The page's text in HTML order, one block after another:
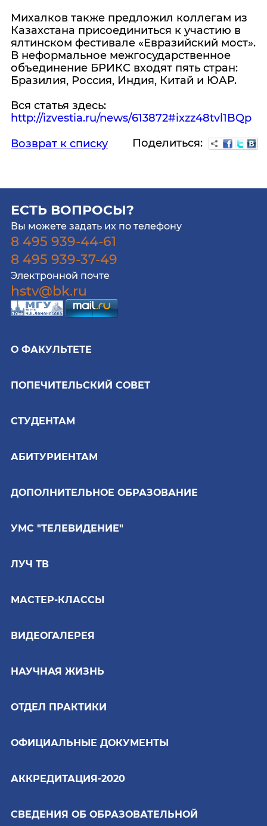
Михалков также предложил коллегам из
Казахстана присоединиться к участию в
ялтинском фестивале «Евразийский мост».
В неформальное межгосударственное
объединение БРИКС входят пять стран:
Бразилия, Россия, Индия, Китай и ЮАР.
Вся статья здесь:
http://izvestia.ru/news/613872#ixzz48tvl1BQp
Возврат к списку
Поделиться:
ЕСТЬ ВОПРОСЫ?
Вы можете задать их по телефону
8 495 939-44-61
8 495 939-37-49
Электронной почте
hstv@bk.ru
О ФАКУЛЬТЕТЕ
ПОПЕЧИТЕЛЬСКИЙ СОВЕТ
СТУДЕНТАМ
АБИТУРИЕНТАМ
ДОПОЛНИТЕЛЬНОЕ ОБРАЗОВАНИЕ
УМС "ТЕЛЕВИДЕНИЕ"
ЛУЧ ТВ
МАСТЕР-КЛАССЫ
ВИДЕОГАЛЕРЕЯ
НАУЧНАЯ ЖИЗНЬ
ОТДЕЛ ПРАКТИКИ
ОФИЦИАЛЬНЫЕ ДОКУМЕНТЫ
АККРЕДИТАЦИЯ-2020
СВЕДЕНИЯ ОБ ОБРАЗОВАТЕЛЬНОЙ